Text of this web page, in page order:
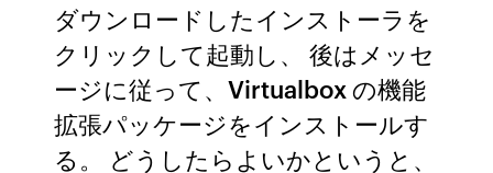
ダウンロードしたインストーラを
クリックして起動し、 後はメッセ
ージに従って、Virtualbox の機能
拡張パッケージをインストールす
る。 どうしたらよいかというと、